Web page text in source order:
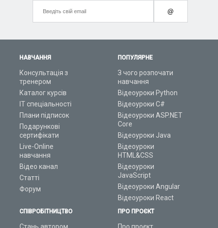
НАВЧАННЯ
Консультація з
тренером
Каталог курсів
ІТ спеціальності
Плани підписок
Подарункові
сертифікати
Live-Online
навчання
Відео канал
Статті
Форум
ПОПУЛЯРНЕ
З чого розпочати
навчання
Відеоуроки Python
Відеоуроки C#
Відеоуроки ASP.NET
Core
Відеоуроки Java
Відеоуроки
HTML&CSS
Відеоуроки
JavaScript
Відеоуроки Angular
Відеоуроки React
СПІВРОБІТНИЦТВО ПРО ПРОЄКТ
@